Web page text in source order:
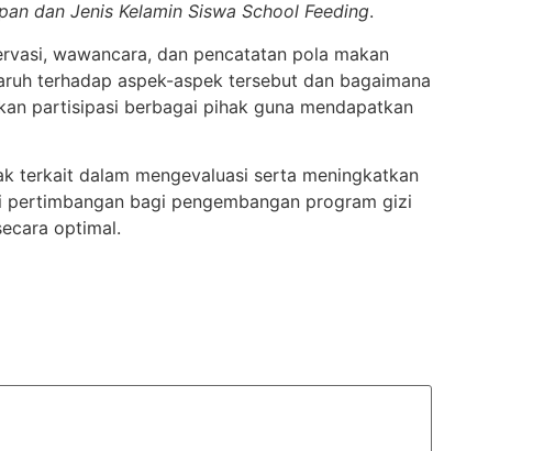
dan Jenis Kelamin Siswa School Feeding.
wawancara, dan pencatatan pola makan
terhadap aspek-aspek tersebut dan bagaimana
partisipasi berbagai pihak guna mendapatkan
terkait dalam mengevaluasi serta meningkatkan
bagi pengembangan program gizi
optimal.